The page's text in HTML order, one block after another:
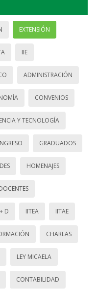
EXTENSIÓN
IIE
ADMINISTRACIÓN
CONVENIOS
Y TECNOLOGÍA
GRADUADOS
HOMENAJES
D IITEA IITAE
CHARLAS
LEY MICAELA
CONTABILIDAD